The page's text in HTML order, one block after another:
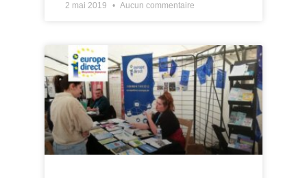
2 mai 2019 Aucun commentaire